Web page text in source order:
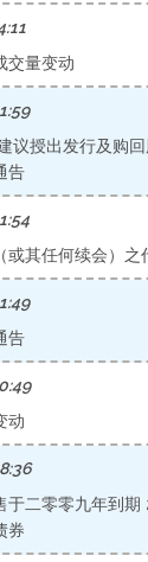
交量变动
议授出发行及购
告
或其任何续会）之
告
动
于二零零九年到
券